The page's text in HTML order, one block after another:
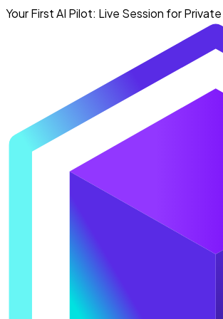
Your First AI Pilot: Live Session for